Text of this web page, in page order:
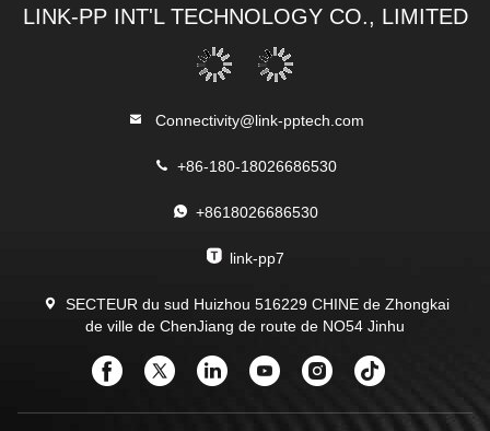
LINK-PP INT'L TECHNOLOGY CO., LIMITED
Connectivity@link-pptech.com
+86-180-18026686530
+8618026686530
link-pp7
SECTEUR du sud Huizhou 516229 CHINE de Zhongkai
de ville de ChenJiang de route de NO54 Jinhu